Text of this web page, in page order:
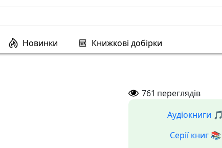
Новинки Книжкові добірки
761 переглядів
Аудіокниги 🎵
Серії книг 📚